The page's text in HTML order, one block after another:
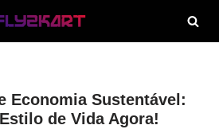
Economia Sustentável:
de Vida Agora!